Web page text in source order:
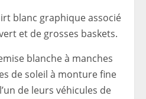
blanc graphique associé
et de grosses baskets.
blanche à manches
de soleil à monture fine
de leurs véhicules de